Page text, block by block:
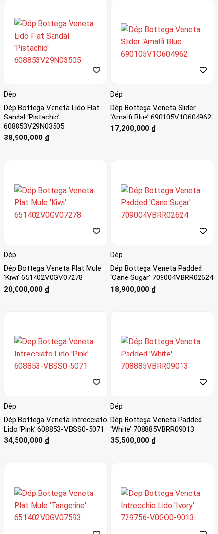
Dép
Dép Bottega Veneta Lido Flat
Sandal ‘Pistachio’
608853V29N03505
38,900,000 ₫
Dép
Dép Bottega Veneta Slider
‘Amalfi Blue’ 690105V1O604962
17,200,000 ₫
Dép
Dép Bottega Veneta Plat Mule
‘Kiwi’ 651402V0GV07278
20,000,000 ₫
Dép
Dép Bottega Veneta Padded
‘Cane Sugar’ 709004VBRR02624
18,900,000 ₫
Dép
Dép Bottega Veneta Intrecciato
Lido ‘Pink’ 608853-VBSS0-5071
34,500,000 ₫
Dép
Dép Bottega Veneta Padded
‘White’ 708885VBRR09013
35,500,000 ₫